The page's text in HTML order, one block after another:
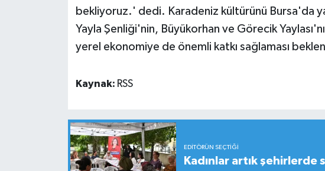
bekliyoruz.' dedi. Karadeniz kültürünü Bursa'da
Yayla Şenliği'nin, Büyükorhan ve Görecik
yerel ekonomiye de önemli katkı sağlaması
Kaynak: RSS
EDITÖRÜN SEÇTIĞI
Kadınlar artık şehirlerde